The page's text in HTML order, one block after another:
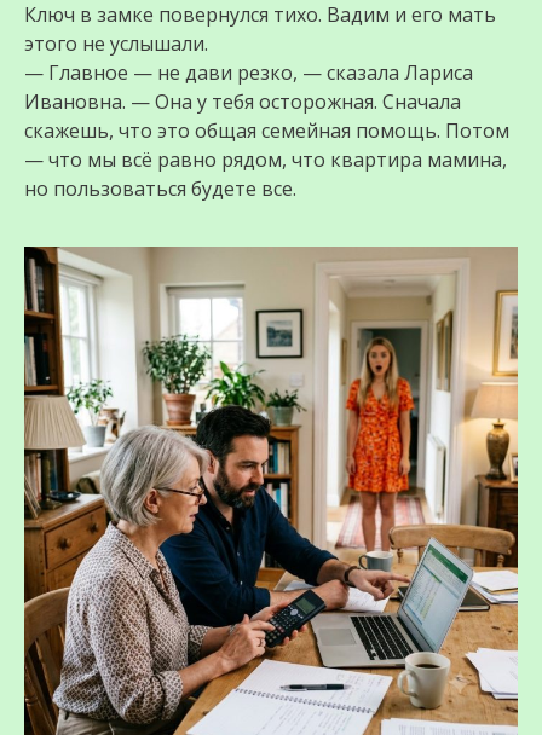
Ключ в замке повернулся тихо. Вадим и его мать
этого не услышали.
— Главное — не дави резко, — сказала Лариса
Ивановна. — Она у тебя осторожная. Сначала
скажешь, что это общая семейная помощь. Потом
— что мы всё равно рядом, что квартира мамина,
но пользоваться будете все.